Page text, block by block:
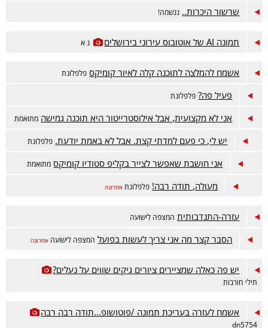
שרשור היכרות.. ננשמה!
תמונה AI של אוטובוס עירוני בירושלים נ א
אשמח להמלצה לתוכנה קלה לאיור קומיקס פלפלונת
פעיל פה? פלפלונת
אני לא מקצועית, אבל אילוסטרייטור היא תוכנה גמישה מתואמת
יש לי, כי פעם למדתי קצת. אבל לא באמת יודעת. פלפלונת
אני חושבת שאפשר לצייר בקליפ סטודיו קומיקס מתואמת
מעולה, תודה רבה! פלפלונת אחרונה
עזרה-התנדבותית המצפה לישועה
הסבר קצר מה אני צריך לעשות בפועל המצפה לישועה אחרונה
יש פה כאלה שמציירים ציורים גיקים שווים על נעלים?
תילי חורבות
אשמח לעזרה בעריכת תמונה /פוטושופ...תודה רבה רבה
dn5754